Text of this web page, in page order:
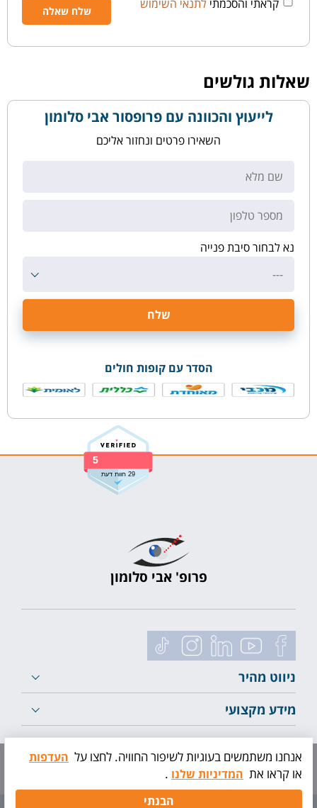
קראתי והסכמתי לתנאי השימוש
שאלות גולשים
לייעוץ והכוונה עם פרופסור אבי סלומון
השאירו פרטים ונחזור אליכם
נא לבחור סיבת פנייה
---
הסדר עם קופות חולים
5
29 חוות דעת
פרופ' אבי סלומון
ניווט מהיר
מידע מקצועי
לייעוץ ראשוני
תיאום
אנחנו משתמשים בעוגיות לשיפור החוויה. לחצו על העדפות
או קראו את המדיניות שלנו .
הבנתי